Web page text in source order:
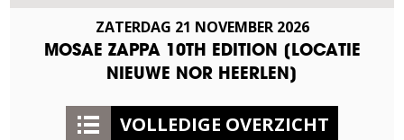
ZATERDAG 21 NOVEMBER 2026
MOSAE ZAPPA 10TH EDITION [LOCATIE
NIEUWE NOR HEERLEN]
VOLLEDIGE OVERZICHT